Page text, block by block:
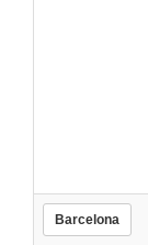
Barcelona